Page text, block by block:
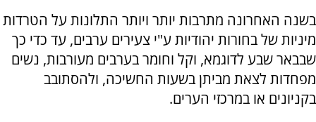
בשנה האחרונה מתרבות יותר ויותר התלונות על הטרדות
מיניות של בחורות יהודיות ע"י צעירים ערבים, עד כדי כך
שבבאר שבע לדוגמא, וקל וחומר בערבים מעורבות, נשים
מפחדות לצאת מביתן בשעות החשיכה, ולהסתובב
בקניונים או במרכזי הערים.